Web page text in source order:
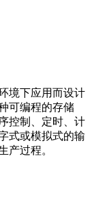
境下应用而设计
可编程的存储
控制、定时、计
式或模拟式的输
产过程。